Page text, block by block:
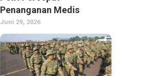
Penanganan Medis
Juni 29, 2026